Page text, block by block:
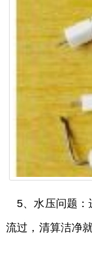
5、水压问题：
流过，清算洁净